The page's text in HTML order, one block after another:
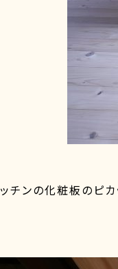
チンの化粧板のピ